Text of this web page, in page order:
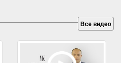
Все видео